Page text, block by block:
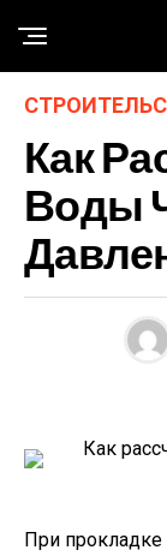
Как
Воды
При